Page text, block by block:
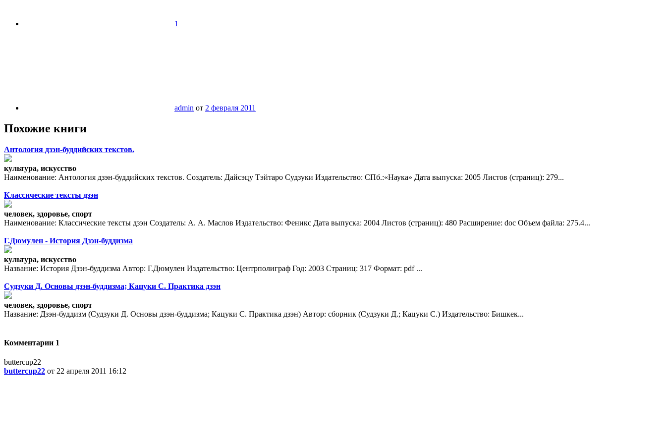
1
admin от 2 февраля 2011
Похожие книги
Антология дзэн-буддийских текстов.
культура, искусство
Наименование: Антология дзэн-буддийских текстов. Создатель: Дайсэцу Тэйтаро Судзуки Издательство: СПб.:«Наука» Дата выпуска: 2005 Листов (страниц): 279...
Классические тексты дзэн
человек, здоровье, спорт
Наименование: Классические тексты дзэн Создатель: А. А. Маслов Издательство: Феникс Дата выпуска: 2004 Листов (страниц): 480 Расширение: doc Объем файла: 275.4...
Г.Дюмулен - История Дзэн-буддизма
культура, искусство
Название: История Дзэн-буддизма Автор: Г.Дюмулен Издательство: Центрполиграф Год: 2003 Страниц: 317 Формат: pdf ...
Судзуки Д. Основы дзэн-буддизма; Кацуки С. Практика дзэн
человек, здоровье, спорт
Название: Дзэн-буддизм (Судзуки Д. Основы дзэн-буддизма; Кацуки С. Практика дзэн) Автор: сборник (Судзуки Д.; Кацуки С.) Издательство: Бишкек...
Комментарии 1
buttercup22
buttercup22 от 22 апреля 2011 16:12